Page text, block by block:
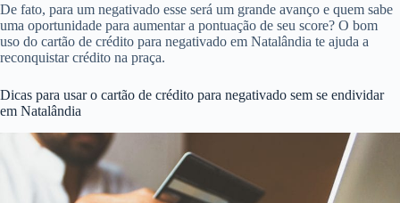
De fato, para um negativado esse será um grande avanço e quem sabe
uma oportunidade para aumentar a pontuação de seu score? O bom
uso do cartão de crédito para negativado em Natalândia te ajuda a
reconquistar crédito na praça.
Dicas para usar o cartão de crédito para negativado sem se endividar
em Natalândia